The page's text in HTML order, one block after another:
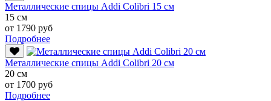
Металлические спицы Addi Colibri 15 см
15 см
от 1790 руб
Подробнее
Металлические спицы Addi Colibri 20 см
20 см
от 1700 руб
Подробнее